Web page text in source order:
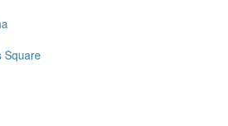
Square